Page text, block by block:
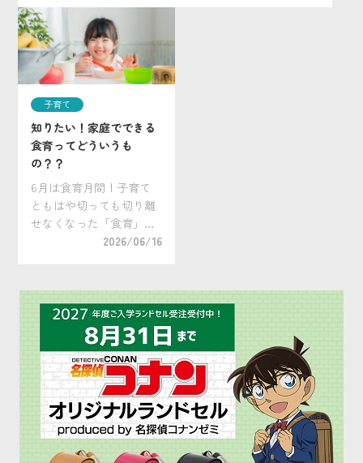
別な過ごし方や経験をさ
せてあげたいと考える親
御さんは多いでしょう。
とはいえ、それ以外の時
ら […]
子育て
知りたい！家庭でできる
食育ってどういうも
の？？
6月は食育月間！子育て
ともはや切っても切り離
せなくなった「食育」。
小学校のみならず、保育
なってきましたが、皆さ
んのご家庭ではいかがで
しょうか？この機会にぜ
ひ家庭でできる食育につ
[…]
2026/06/16